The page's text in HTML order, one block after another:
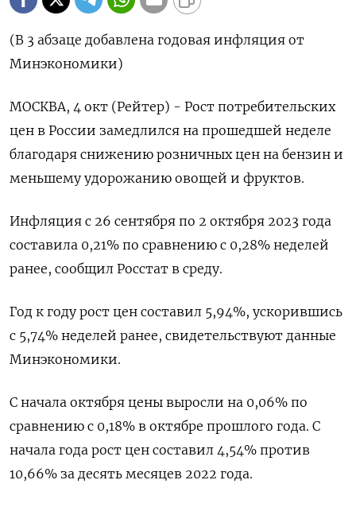
(В 3 абзаце добавлена годовая инфляция от
Минэкономики)
МОСКВА, 4 окт (Рейтер) - Рост потребительских
цен в России замедлился на прошедшей неделе
благодаря снижению розничных цен на бензин и
меньшему удорожанию овощей и фруктов.
Инфляция с 26 сентября по 2 октября 2023 года
составила 0,21% по сравнению с 0,28% неделей
ранее, сообщил Росстат в среду.
Год к году рост цен составил 5,94%, ускорившись
с 5,74% неделей ранее, свидетельствуют данные
Минэкономики.
С начала октября цены выросли на 0,06% по
сравнению с 0,18% в октябре прошлого года. С
начала года рост цен составил 4,54% против
10,66% за десять месяцев 2022 года.